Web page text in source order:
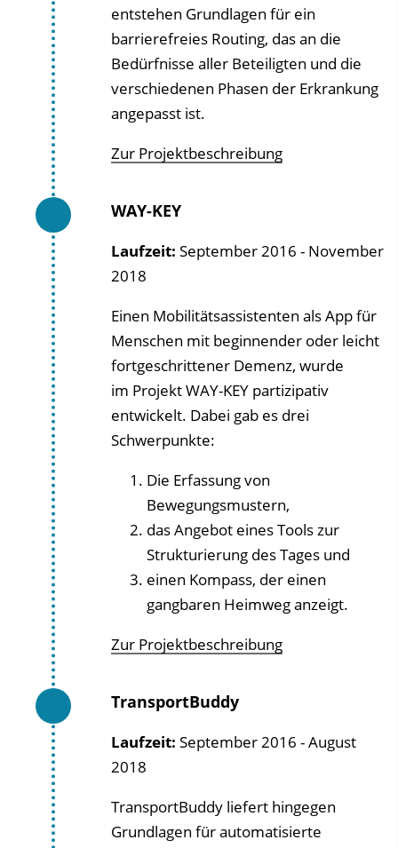
entstehen Grundlagen für ein
barrierefreies Routing, das an die
Bedürfnisse aller Beteiligten und die
verschiedenen Phasen der Erkrankung
angepasst ist.
Zur Projektbeschreibung
WAY-KEY
Laufzeit: September 2016 - November
2018
Einen Mobilitätsassistenten als App für
Menschen mit beginnender oder leicht
fortgeschrittener Demenz, wurde
im Projekt WAY-KEY partizipativ
entwickelt. Dabei gab es drei
Schwerpunkte:
Die Erfassung von
Bewegungsmustern,
das Angebot eines Tools zur
Strukturierung des Tages und
einen Kompass, der einen
gangbaren Heimweg anzeigt.
Zur Projektbeschreibung
TransportBuddy
Laufzeit: September 2016 - August
2018
TransportBuddy liefert hingegen
Grundlagen für automatisierte